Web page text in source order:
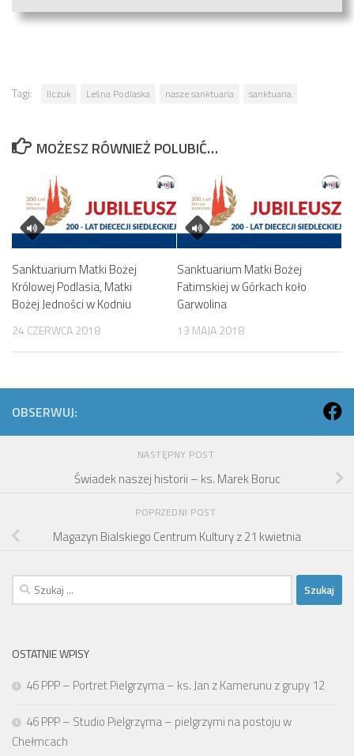
Tagi: Ilczuk Leśna Podlaska nasze sanktuaria sanktuaria
MOŻESZ RÓWNIEŻ POLUBIĆ…
Sanktuarium Matki Bożej
Królowej Podlasia, Matki
Bożej Jedności w Kodniu
24 CZERWCA 2018
Sanktuarium Matki Bożej
Fatimskiej w Górkach koło
Garwolina
13 MAJA 2018
OBSERWUJ:
NASTĘPNY POST
Świadek naszej historii – ks. Marek Boruc
POPRZEDNI POST
Magazyn Bialskiego Centrum Kultury z 21 kwietnia
Szukaj:
OSTATNIE WPISY
46 PPP – Portret Pielgrzyma – ks. Jan z Kamerunu z grupy 12
46 PPP – Studio Pielgrzyma – pielgrzymi na postoju w
Chełmcach